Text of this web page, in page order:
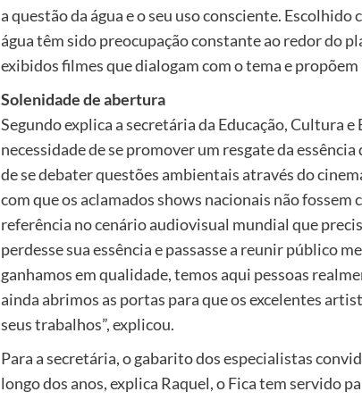
a questão da água e o seu uso consciente.
água têm sido preocupação constante ao redor do
exibidos filmes que dialogam com o tema e
Solenidade de abertura
Segundo explica a secretária da Educação, Cultura
necessidade de se promover um resgate da
de se debater questões ambientais através do
com que os aclamados shows nacionais não
referência no cenário audiovisual mundial que
perdesse sua essência e passasse a reunir público
ganhamos em qualidade, temos aqui pessoas
ainda abrimos as portas para que os excelentes
seus trabalhos”, explicou.
Para a secretária, o gabarito dos especialistas
longo dos anos, explica Raquel, o Fica tem servido